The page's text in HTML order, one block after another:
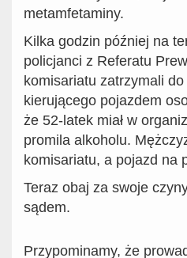
metamfetaminy.
Kilka godzin później na
policjanci z Referatu
komisariatu zatrzymali
kierującego pojazdem
że 52-latek miał w
promila alkoholu.
komisariatu, a pojazd na
Teraz obaj za swoje
sądem.
Przypominamy, że